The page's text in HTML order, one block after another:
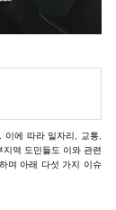
이에 따라 일자리, 교통,
역 도민들도 이와 관련
며 아래 다섯 가지 이슈